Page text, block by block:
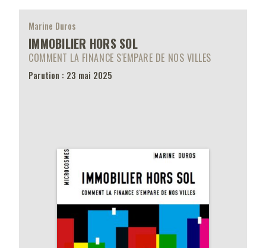
Marine Duros
IMMOBILIER HORS SOL
COMMENT LA FINANCE S'EMPARE DE NOS VILLES
Parution : 23 mai 2025